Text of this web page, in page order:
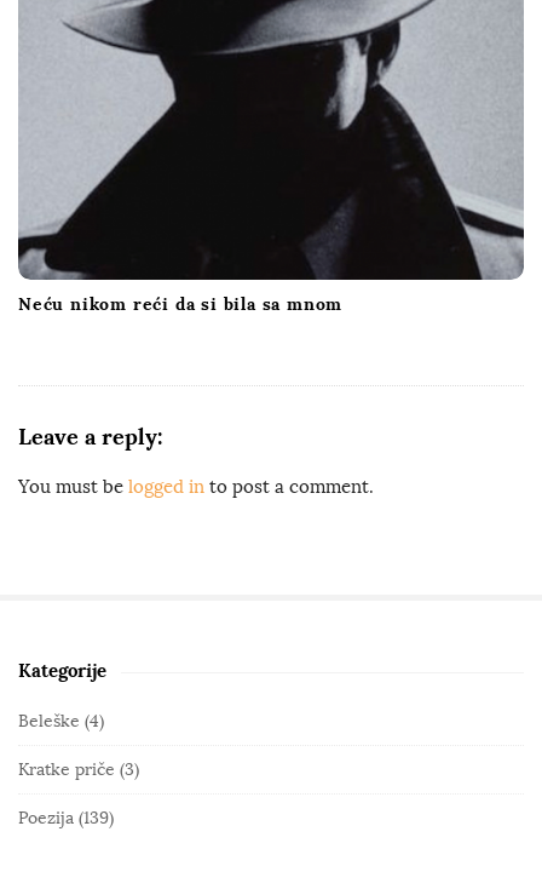
Neću nikom reći da si bila sa mnom
Leave a reply:
You must be logged in to post a comment.
S
i
e
S
Kategorije
Beleške (4)
Kratke priče (3)
Poezija (139)